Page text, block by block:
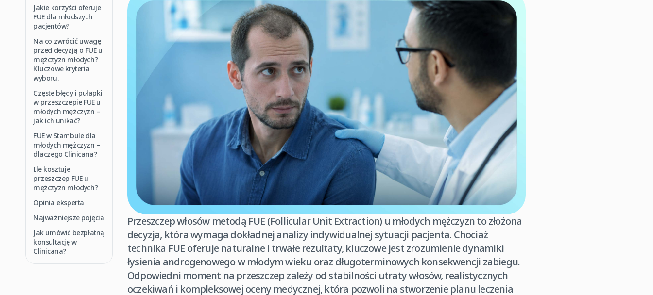
Jakie korzyści oferuje
FUE dla młodszych
pacjentów?
Na co zwrócić uwagę
przed decyzją o FUE u
mężczyzn młodych?
Kluczowe kryteria
wyboru.
Częste błędy i pułapki
w przeszczepie FUE u
młodych mężczyzn –
jak ich unikać?
FUE w Stambule dla
młodych mężczyzn –
dlaczego Clinicana?
Ile kosztuje
przeszczep FUE u
mężczyzn młodych?
Opinia eksperta
Najważniejsze pojęcia
Jak umówić bezpłatną
konsultację w
Clinicana?
Przeszczep włosów metodą FUE (Follicular Unit Extraction) u młodych mężczyzn to złożona
decyzja, która wymaga dokładnej analizy indywidualnej sytuacji pacjenta. Chociaż
technika FUE oferuje naturalne i trwałe rezultaty, kluczowe jest zrozumienie dynamiki
łysienia androgenowego w młodym wieku oraz długoterminowych konsekwencji zabiegu.
Odpowiedni moment na przeszczep zależy od stabilności utraty włosów, realistycznych
oczekiwań i kompleksowej oceny medycznej, która pozwoli na stworzenie planu leczenia